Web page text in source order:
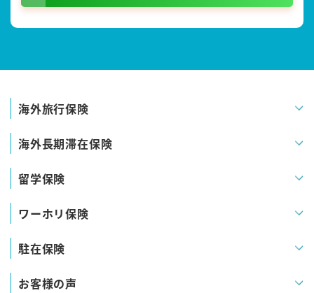
海外旅行保険
海外長期滞在保険
留学保険
ワーホリ保険
駐在保険
お客様の声